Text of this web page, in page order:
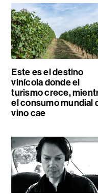
Este es el destino
vinícola donde el
turismo crece,
el consumo mundial
vino cae